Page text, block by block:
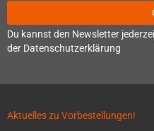
Du kannst den Newsletter
der Datenschutzerklärung
Aktuelles zu Vorbestellungen!